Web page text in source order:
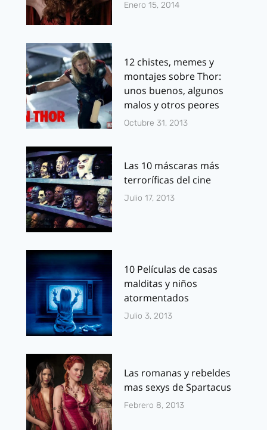
Enero 15, 2014
12 chistes, memes y
montajes sobre Thor:
unos buenos, algunos
malos y otros peores
Octubre 31, 2013
Las 10 máscaras más
terroríficas del cine
Julio 17, 2013
10 Películas de casas
malditas y niños
atormentados
Julio 3, 2013
Las romanas y rebeldes
mas sexys de Spartacus
Febrero 8, 2013